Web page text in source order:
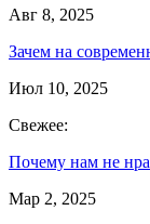
Авг 8, 2025
Зачем на
Июл 10, 2025
Свежее:
Почему нам не
Мар 2, 2025